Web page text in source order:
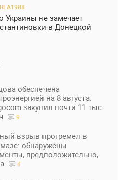
Украины не замечает
в Донецкой
обеспечена
на 8 августа:
закупил почти 11 тыс.
9
взрыв прогремел в
обнаружены
предположительно,
4